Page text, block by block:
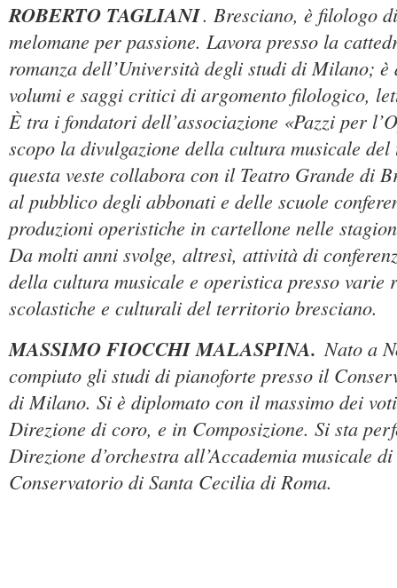
ROBERTO TAGLIANI. Bresciano, è filologo
melomane per passione. Lavora presso la
romanza dell’Università degli studi di Milano;
volumi e saggi critici di argomento filologico,
È tra i fondatori dell’associazione «Pazzi per
scopo la divulgazione della cultura musicale del
questa veste collabora con il Teatro Grande di
al pubblico degli abbonati e delle scuole
produzioni operistiche in cartellone nelle
Da molti anni svolge, altresì, attività di
della cultura musicale e operistica presso varie
scolastiche e culturali del territorio bresciano.
MASSIMO FIOCCHI MALASPINA. Nato a
compiuto gli studi di pianoforte presso il
di Milano. Si è diplomato con il massimo dei
Direzione di coro, e in Composizione. Si sta
Direzione d’orchestra all’Accademia musicale
Conservatorio di Santa Cecilia di Roma.